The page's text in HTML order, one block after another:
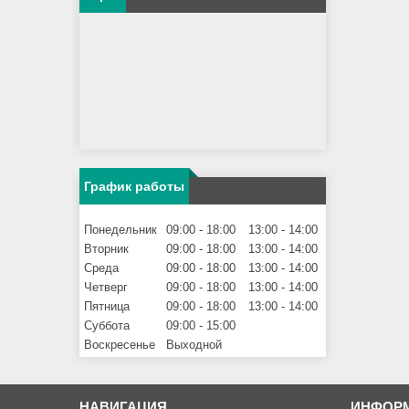
График работы
Понедельник 09:00 18:00 13:00
14:00
Вторник
09:00 18:00 13:00
14:00
Среда
09:00 18:00 13:00
14:00
Четверг
09:00 18:00 13:00
14:00
Пятница
09:00 18:00 13:00
14:00
Суббота
09:00
15:00
Воскресенье
Выходной